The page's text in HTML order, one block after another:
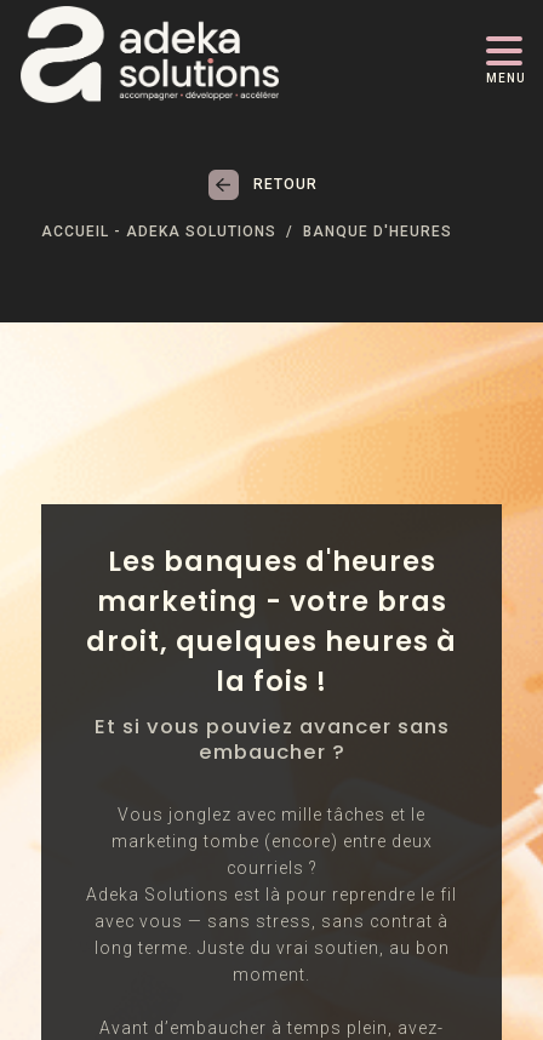
MENU
RETOUR
ACCUEIL - ADEKA SOLUTIONS BANQUE D'HEURES
Les banques d'heures
marketing - votre bras
droit, quelques heures à
la fois !
Et si vous pouviez avancer sans
embaucher ?
Vous jonglez avec mille tâches et le
marketing tombe (encore) entre deux
courriels ?
Adeka Solutions est là pour reprendre le fil
avec vous — sans stress, sans contrat à
long terme. Juste du vrai soutien, au bon
moment.
Avant d’embaucher à temps plein, avez-